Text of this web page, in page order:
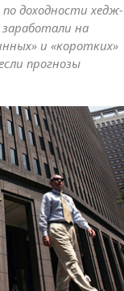
доходности хедж-
на
и «коротких»
прогнозы